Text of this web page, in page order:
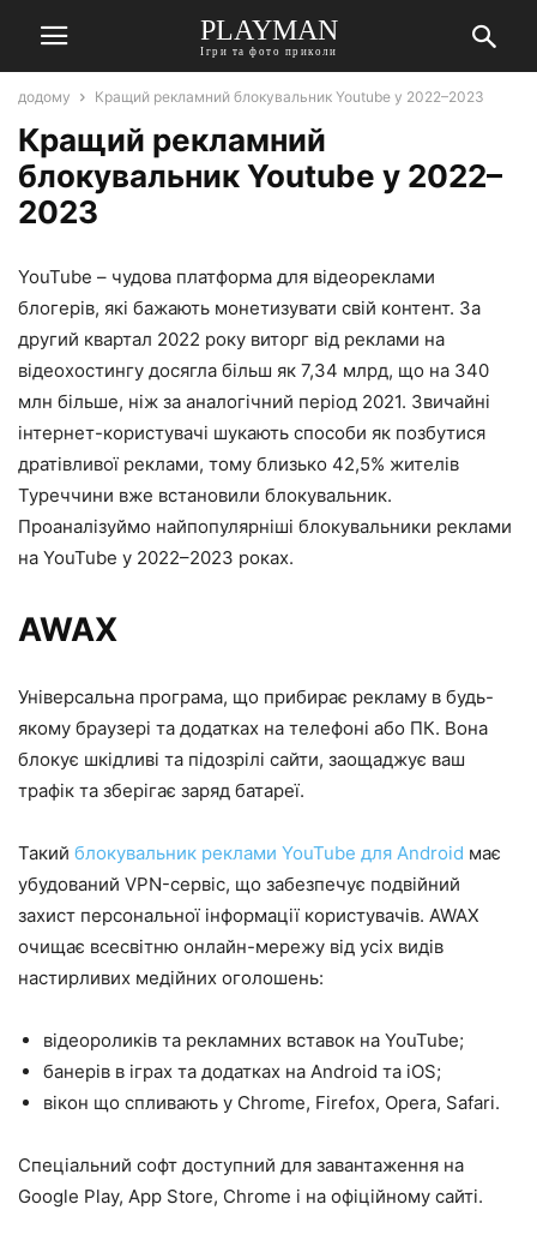
PLAYMAN
Ігри та фото приколи
додому Кращий рекламний блокувальник Youtube у 2022–2023
Кращий рекламний
блокувальник Youtube у 2022–
2023
YouTube – чудова платформа для відеореклами
блогерів, які бажають монетизувати свій контент. За
другий квартал 2022 року виторг від реклами на
відеохостингу досягла більш як 7,34 млрд, що на 340
млн більше, ніж за аналогічний період 2021. Звичайні
інтернет-користувачі шукають способи як позбутися
дратівливої ​​реклами, тому близько 42,5% жителів
Туреччини вже встановили блокувальник.
Проаналізуймо найпопулярніші блокувальники реклами
на YouTube у 2022–2023 роках.
AWAX
Універсальна програма, що прибирає рекламу в будь-
якому браузері та додатках на телефоні або ПК. Вона
блокує шкідливі та підозрілі сайти, заощаджує ваш
трафік та зберігає заряд батареї.
Такий блокувальник реклами YouTube для Android має
убудований VPN-сервіс, що забезпечує подвійний
захист персональної інформації користувачів. AWAX
очищає всесвітню онлайн-мережу від усіх видів
настирливих медійних оголошень:
відеороликів та рекламних вставок на YouTube;
банерів в іграх та додатках на Android та iOS;
вікон що спливають у Chrome, Firefox, Opera, Safari.
Спеціальний софт доступний для завантаження на
Google Play, App Store, Chrome і на офіційному сайті.